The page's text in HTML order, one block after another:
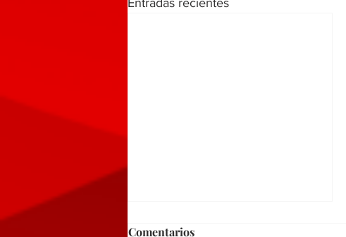
Entradas recientes
Comentarios